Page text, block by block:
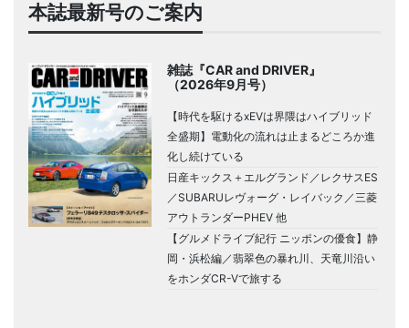
本誌最新号のご案内
雑誌『CAR and DRIVER』
（2026年9月号）
【時代を駆けるxEVは界隈はハイブリッド
全盛期】電動化の流れは止まるどころか進
化し続けている
日産キックス＋エルグランド／レクサスES
／SUBARUレヴォーグ・レイバック／三菱
アウトランダーPHEV 他
【グルメドライブ紀行 ニッポンの優食】静
岡・浜松編／翡翠色の暴れ川、天竜川沿い
をホンダCR-Vで旅する